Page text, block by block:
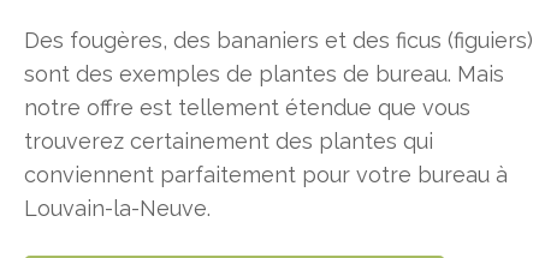
Des fougères, des bananiers et des ficus (figuiers)
sont des exemples de plantes de bureau. Mais
notre offre est tellement étendue que vous
trouverez certainement des plantes qui
conviennent parfaitement pour votre bureau à
Louvain-la-Neuve.